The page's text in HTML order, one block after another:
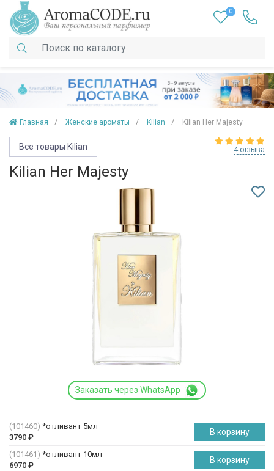
0
Главная Женские ароматы Kilian Kilian Her Majesty
Все товары Kilian 4 отзыва
Kilian Her Majesty
Заказать через WhatsApp
(101460) *отливант 5мл
3790 ₽
В корзину
(101461) *отливант 10мл
6970 ₽
В корзину